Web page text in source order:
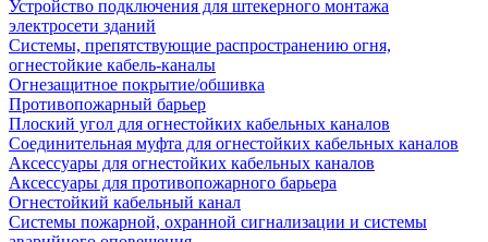
Устройство подключения для штекерного монтажа
электросети зданий
Системы, препятствующие распространению огня,
огнестойкие кабель-каналы
Огнезащитное покрытие/обшивка
Противопожарный барьер
Плоский угол для огнестойких кабельных каналов
Соединительная муфта для огнестойких кабельных каналов
Аксессуары для огнестойких кабельных каналов
Аксессуары для противопожарного барьера
Огнестойкий кабельный канал
Системы пожарной, охранной сигнализации и системы